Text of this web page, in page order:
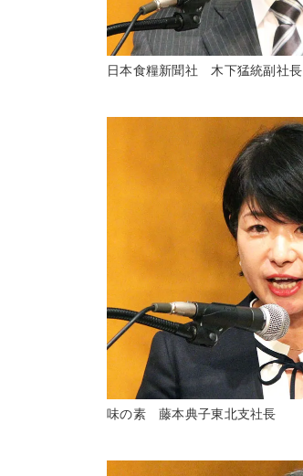
日本食糧新聞社 木下猛統副社長
味の素 藤本典子東北支社長